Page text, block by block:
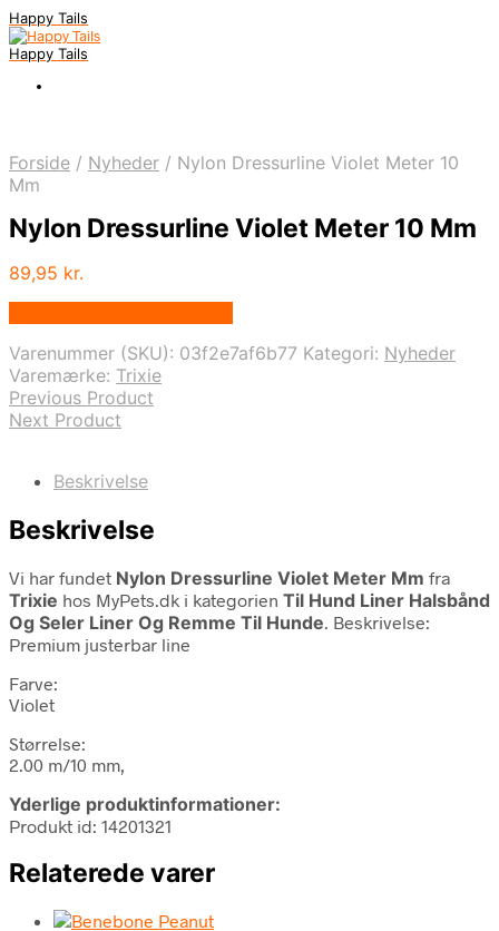
Happy Tails
Happy Tails
Forside / Nyheder / Nylon Dressurline Violet Meter 10
Mm
Nylon Dressurline Violet Meter 10 Mm
89,95 kr.
Varenummer (SKU): 03f2e7af6b77 Kategori: Nyheder
Varemærke: Trixie
Previous Product
Next Product
Beskrivelse
Beskrivelse
Vi har fundet Nylon Dressurline Violet Meter Mm fra
Trixie hos MyPets.dk i kategorien Til Hund Liner Halsbånd
Og Seler Liner Og Remme Til Hunde. Beskrivelse:
Premium justerbar line
Farve:
Violet
Størrelse:
2.00 m/10 mm,
Yderlige produktinformationer:
Produkt id: 14201321
Relaterede varer